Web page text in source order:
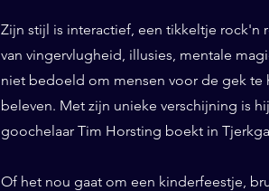
Zijn stijl is interactief, een tikkeltje rock'n
van vingervlugheid, illusies, mentale
niet bedoeld om mensen voor de gek te
beleven. Met zijn unieke verschijning is
goochelaar Tim Horsting boekt in
Of het nou gaat om een kinderfeestje,